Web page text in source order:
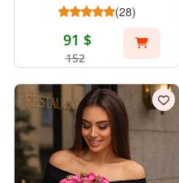
(28)
91 $
152